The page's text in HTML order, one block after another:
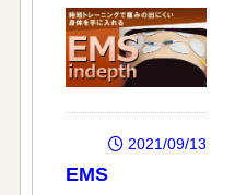
2021/09/13
EMS